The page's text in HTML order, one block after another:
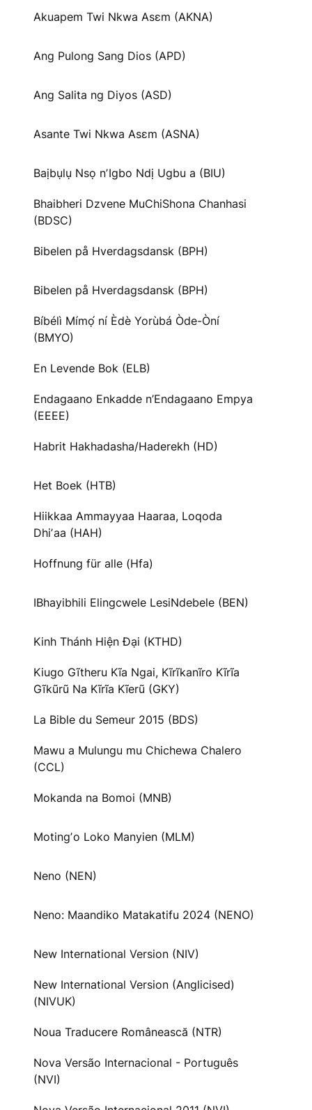
Akuapem Twi Nkwa Asɛm (AKNA)
Ang Pulong Sang Dios (APD)
Ang Salita ng Diyos (ASD)
Asante Twi Nkwa Asɛm (ASNA)
Baịbụlụ Nsọ nʼIgbo Ndị Ugbu a (BIU)
Bhaibheri Dzvene MuChiShona Chanhasi
(BDSC)
Bibelen på Hverdagsdansk (BPH)
Bibelen på Hverdagsdansk (BPH)
Bíbélì Mímọ́ ní Èdè Yorùbá Òde-Òní
(BMYO)
En Levende Bok (ELB)
Endagaano Enkadde n’Endagaano Empya
(EEEE)
Habrit Hakhadasha/Haderekh (HD)
Het Boek (HTB)
Hiikkaa Ammayyaa Haaraa, Loqoda
Dhiʼaa (HAH)
Hoffnung für alle (Hfa)
IBhayibhili Elingcwele LesiNdebele (BEN)
Kinh Thánh Hiện Đại (KTHD)
Kiugo Gĩtheru Kĩa Ngai, Kĩrĩkanĩro Kĩrĩa
Gĩkũrũ Na Kĩrĩa Kĩerũ (GKY)
La Bible du Semeur 2015 (BDS)
Mawu a Mulungu mu Chichewa Chalero
(CCL)
Mokanda na Bomoi (MNB)
Motingʼo Loko Manyien (MLM)
Neno (NEN)
Neno: Maandiko Matakatifu 2024 (NENO)
New International Version (NIV)
New International Version (Anglicised)
(NIVUK)
Noua Traducere Românească (NTR)
Nova Versão Internacional - Português
(NVI)